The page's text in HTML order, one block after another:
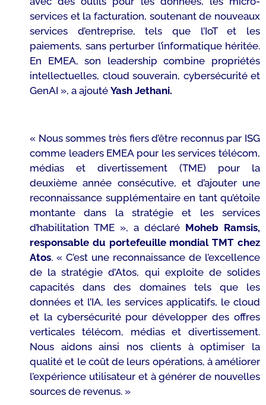
services et la facturation, soutenant de nouveaux
services d’entreprise, tels que l’IoT et les
paiements, sans perturber l’informatique héritée.
En EMEA, son leadership combine propriétés
intellectuelles, cloud souverain, cybersécurité et
GenAI », a ajouté Yash Jethani.
« Nous sommes très fiers d’être reconnus par ISG
comme leaders EMEA pour les services télécom,
médias et divertissement (TME) pour la
deuxième année consécutive, et d’ajouter une
reconnaissance supplémentaire en tant qu’étoile
montante dans la stratégie et les services
d’habilitation TME », a déclaré Moheb Ramsis,
responsable du portefeuille mondial TMT chez
Atos. « C’est une reconnaissance de l’excellence
de la stratégie d’Atos, qui exploite de solides
capacités dans des domaines tels que les
données et l’IA, les services applicatifs, le cloud
et la cybersécurité pour développer des offres
verticales télécom, médias et divertissement.
Nous aidons ainsi nos clients à optimiser la
qualité et le coût de leurs opérations, à améliorer
l’expérience utilisateur et à générer de nouvelles
sources de revenus. »